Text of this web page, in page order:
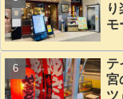
モ
テ
宮
ツ